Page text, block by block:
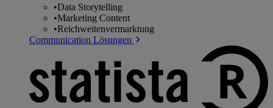
•Data Storytelling
•Marketing Content
•Reichweitenvermarktung
Communication Lösungen